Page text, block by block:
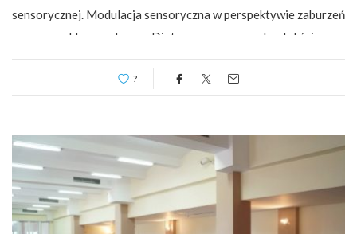
sensorycznej. Modulacja sensoryczna w perspektywie zaburzeń
ze spektrum autyzmu. Dieta sensoryczna w kontekście
zaburzeń modulacji sensorycznej. 08.30 – 09.00 Rejestracja.
Bufet powitalny.09.00 – 09.15 Uroczyste…
?